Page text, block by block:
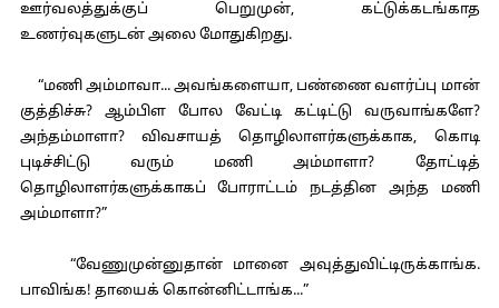
ஊர்வலத்துக்குப் பெறுமுன், கட்டுக்கடங்காத
உணர்வுகளுடன் அலை மோதுகிறது.
“மணி அம்மாவா... அவங்களையா, பண்ணை வளர்ப்பு மான்
குத்திச்சு? ஆம்பிள போல வேட்டி கட்டிட்டு வருவாங்களே?
அந்தம்மாளா? விவசாயத் தொழிலாளர்களுக்காக, கொடி
புடிச்சிட்டு வரும் மணி அம்மாளா? தோட்டித்
தொழிலாளர்களுக்காகப் போராட்டம் நடத்தின அந்த மணி
அம்மாளா?”
“வேணுமுன்னுதான் மானை அவுத்துவிட்டிருக்காங்க.
பாவிங்க! தாயைக் கொன்னிட்டாங்க...”